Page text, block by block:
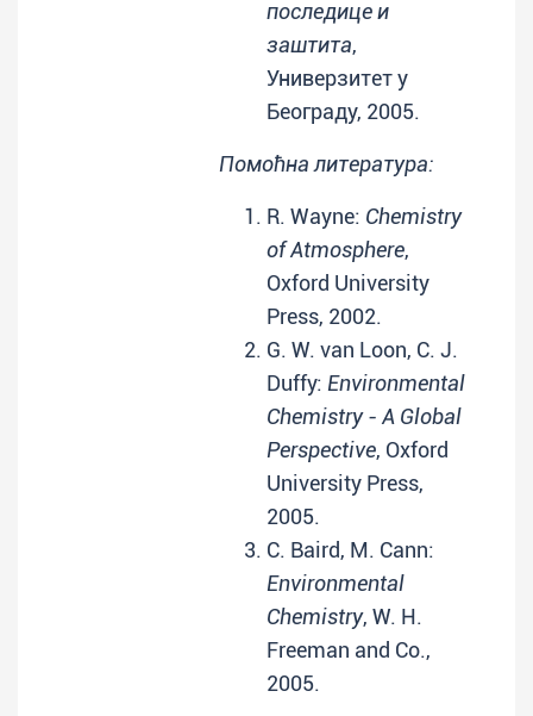
последице и
заштита,
Универзитет у
Београду, 2005.
Помоћна литература:
R. Wayne: Chemistry
of Atmosphere,
Oxford University
Press, 2002.
G. W. van Loon, C. J.
Duffy: Environmental
Chemistry - A Global
Perspective, Oxford
University Press,
2005.
C. Baird, M. Cann:
Environmental
Chemistry, W. H.
Freeman and Co.,
2005.